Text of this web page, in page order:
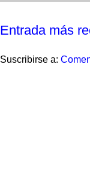
Entrada más
Suscribirse a: